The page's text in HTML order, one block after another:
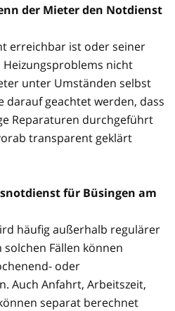
der Mieter den Notdienst
erreichbar ist oder seiner
Heizungsproblems nicht
unter Umständen selbst
darauf geachtet werden, dass
Reparaturen durchgeführt
transparent geklärt
für Büsingen am
häufig außerhalb regulärer
Fällen können
oder
Auch Anfahrt, Arbeitszeit,
separat berechnet